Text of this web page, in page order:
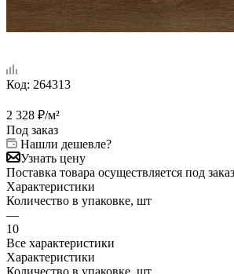
Код: 264313
2 328 ₽/м²
Под заказ
Нашли дешевле?
Узнать цену
Поставка товара осуществляется под заказ
Характеристики
Количество в упаковке, шт
—
10
Все характеристики
Характеристики
Количество в упаковке, шт